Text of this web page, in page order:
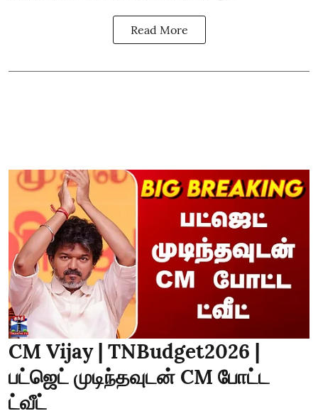
Read More
CM Vijay | TNBudget2026 |
பட்ஜெட் முடிந்தவுடன் CM போட்ட
ட்வீட்